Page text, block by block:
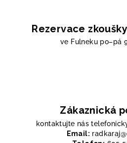
Rezervace
ve Fulneku po–pá
Zákaznická
kontaktujte nás
Email: